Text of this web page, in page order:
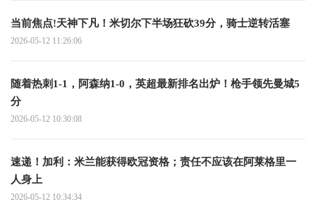
当前焦点!天神下凡！米切尔下半场狂砍39分，骑士逆转活塞
2026-05-12 11:26:06
随着热刺1-1，阿森纳1-0，英超最新排名出炉！枪手领先曼城5
分
2026-05-12 10:30:08
速递！加利：米兰能获得欧冠资格；责任不应该在阿莱格里一
人身上
2026-05-12 10:34:34